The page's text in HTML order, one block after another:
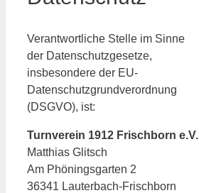
Verantwortliche Stelle im Sinne
der Datenschutzgesetze,
insbesondere der EU-
Datenschutzgrundverordnung
(DSGVO), ist:
Turnverein 1912 Frischborn e.V.
Matthias Glitsch
Am Phöningsgarten 2
36341 Lauterbach-Frischborn